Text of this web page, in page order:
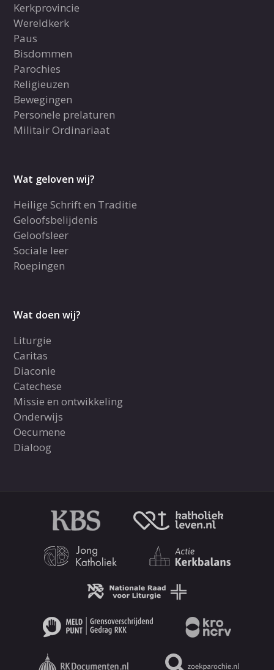
Kerkprovincie
Wereldkerk
Paus
Bisdommen
Parochies
Religieuzen
Bewegingen
Personele prelaturen
Militair Ordinariaat
Wat geloven wij?
Heilige Schrift en Traditie
Geloofsbelijdenis
Geloofsleer
Sociale leer
Roepingen
Wat doen wij?
Liturgie
Caritas
Diaconie
Catechese
Missie en ontwikkeling
Onderwijs
Oecumene
Dialoog